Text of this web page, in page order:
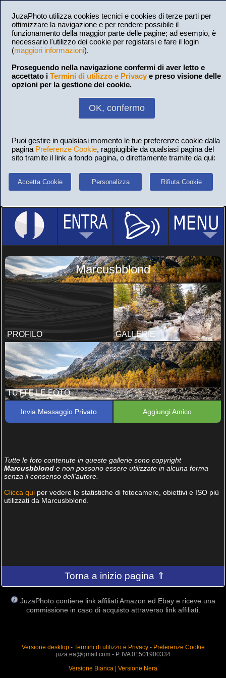
JuzaPhoto utilizza cookies tecnici e cookies di terze parti per
ottimizzare la navigazione e per rendere possibile il
funzionamento della maggior parte delle pagine; ad esempio, è
necessario l'utilizzo dei cookie per registarsi e fare il login
(maggiori informazioni).
Proseguendo nella navigazione confermi di aver letto e
accettato i Termini di utilizzo e Privacy e preso visione delle
opzioni per la gestione dei cookie.
OK, confermo
Puoi gestire in qualsiasi momento le tue preferenze cookie dalla
pagina Preferenze Cookie, raggiugibile da qualsiasi pagina del
sito tramite il link a fondo pagina, o direttamente tramite da qui:
Accetta Cookie Personalizza Rifiuta Cookie
Marcusbblond
PROFILO GALLERIE
TUTTE LE FOTO
Invia Messaggio Privato
Aggiungi Amico
Tutte le foto contenute in queste gallerie sono copyright
Marcusbblonde non possono essere utilizzate in alcuna forma
senza il consenso dell'autore.
Clicca quiper vedere le statistiche di fotocamere, obiettivi e ISO più
utilizzati da Marcusbblond.
Torna a inizio pagina ⇑
JuzaPhoto contiene link affiliati Amazon ed Ebay e riceve una
commissione in caso di acquisto attraverso link affiliati.
Versione desktop- Termini di utilizzo e Privacy- Preferenze Cookie
juza.ea@gmail.com - P. IVA 01501900334
Versione Bianca
Versione Nera